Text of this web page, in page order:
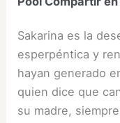
Sakarina es la
esperpéntica y
hayan generado
quien dice que
su madre,